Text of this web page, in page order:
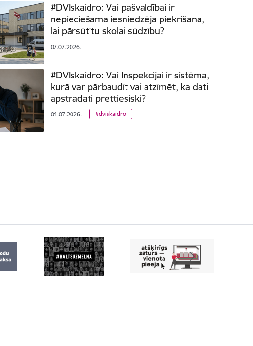
#DVIskaidro: Vai pašvaldībai ir
nepieciešama iesniedzēja piekrišana,
lai pārsūtītu skolai sūdzību?
07.07.2026.
#DVIskaidro: Vai Inspekcijai ir sistēma,
kurā var pārbaudīt vai atzīmēt, ka dati
apstrādāti prettiesiski?
01.07.2026. #dviskaidro